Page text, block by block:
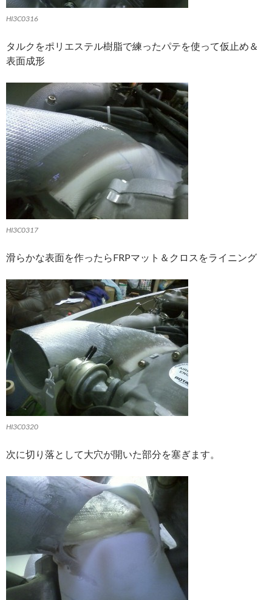
HI3C0316
タルクをポリエステル樹脂で練ったパテを使って仮止め＆
表面成形
HI3C0317
滑らかな表面を作ったらFRPマット＆クロスをライニング
HI3C0320
次に切り落として大穴が開いた部分を塞ぎます。